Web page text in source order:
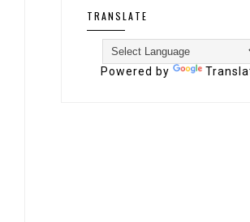
TRANSLATE
Powered by